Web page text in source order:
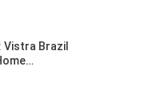
Vistra Brazil